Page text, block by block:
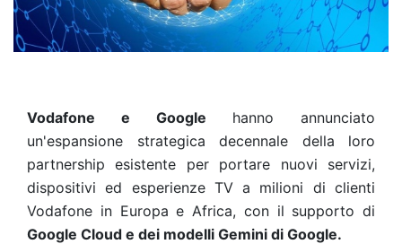
Vodafone e Google hanno annunciato
un'espansione strategica decennale della loro
partnership esistente per portare nuovi servizi,
dispositivi ed esperienze TV a milioni di clienti
Vodafone in Europa e Africa, con il supporto di
Google Cloud e dei modelli Gemini di Google.